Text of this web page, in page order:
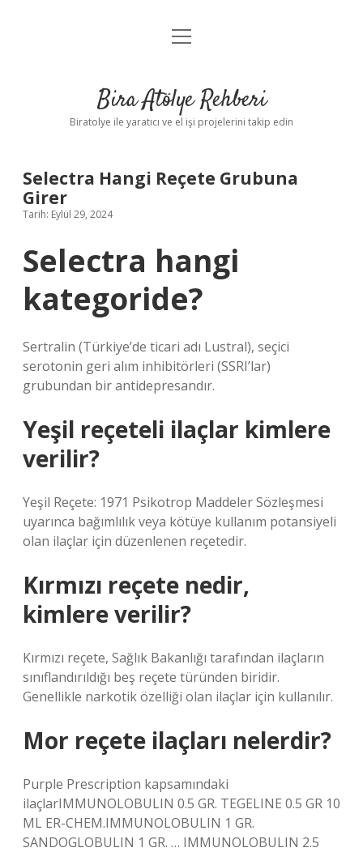
Anasayfa
Yasal Uyarı
menüyü
Bira Atölye Rehberi
Biratolye ile yaratıcı ve el işi projelerini takip edin
Selectra Hangi Reçete Grubuna
Girer
Tarih: Eylül 29, 2024
Selectra hangi
kategoride?
Sertralin (Türkiye’de ticari adı Lustral), seçici
serotonin geri alım inhibitörleri (SSRI’lar)
grubundan bir antidepresandır.
Yeşil reçeteli ilaçlar kimlere
verilir?
Yeşil Reçete: 1971 Psikotrop Maddeler Sözleşmesi
uyarınca bağımlılık veya kötüye kullanım potansiyeli
olan ilaçlar için düzenlenen reçetedir.
Kırmızı reçete nedir,
kimlere verilir?
Kırmızı reçete, Sağlık Bakanlığı tarafından ilaçların
sınıflandırıldığı beş reçete türünden biridir.
Genellikle narkotik özelliği olan ilaçlar için kullanılır.
Mor reçete ilaçları nelerdir?
Purple Prescription kapsamındaki
ilaçlarIMMUNOLOBULIN 0.5 GR. TEGELINE 0.5 GR 10
ML ER-CHEM.IMMUNOLOBULIN 1 GR.
SANDOGLOBULIN 1 GR. … IMMUNOLOBULIN 2.5